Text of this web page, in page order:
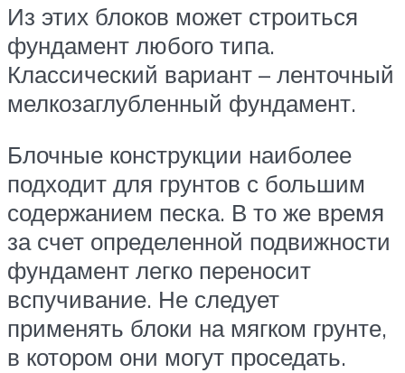
Из этих блоков может строиться
фундамент любого типа.
Классический вариант – ленточный
мелкозаглубленный фундамент.
Блочные конструкции наиболее
подходит для грунтов с большим
содержанием песка. В то же время
за счет определенной подвижности
фундамент легко переносит
вспучивание. Не следует
применять блоки на мягком грунте,
в котором они могут проседать.